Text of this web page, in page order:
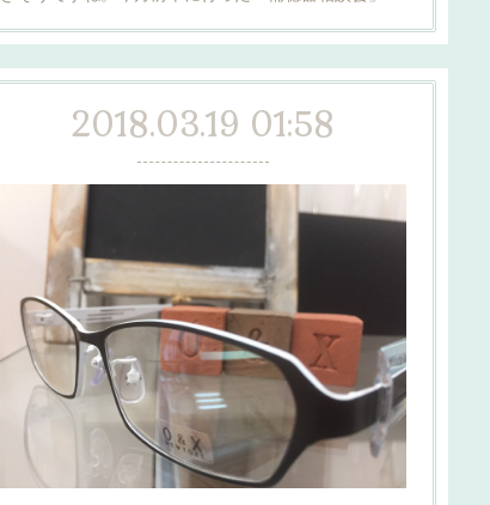
2018.03.19 01:58